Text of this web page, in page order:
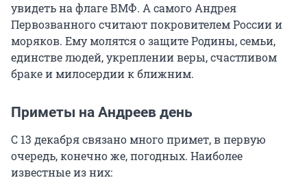
увидеть на флаге ВМФ. А самого Андрея
Первозванного считают покровителем России и
моряков. Ему молятся о защите Родины, семьи,
единстве людей, укреплении веры, счастливом
браке и милосердии к ближним.
Приметы на Андреев день
С 13 декабря связано много примет, в первую
очередь, конечно же, погодных. Наиболее
известные из них: